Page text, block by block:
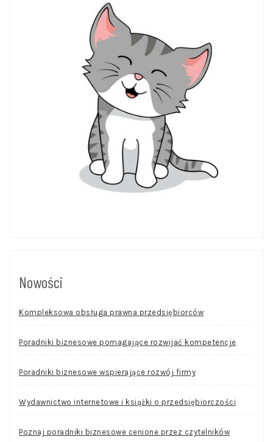
Nowości
Kompleksowa obsługa prawna przedsiębiorców
Poradniki biznesowe pomagające rozwijać kompetencje
Poradniki biznesowe wspierające rozwój firmy
Wydawnictwo internetowe i książki o przedsiębiorczości
Poznaj poradniki biznesowe cenione przez czytelników